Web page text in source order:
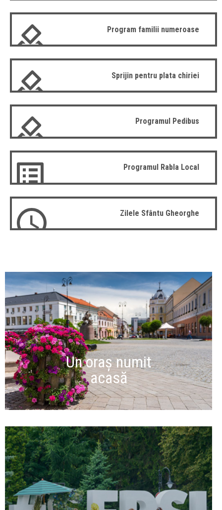
Program familii numeroase
Sprijin pentru plata chiriei
Programul Pedibus
Programul Rabla Local
Zilele Sfântu Gheorghe
Un oraș numit
acasă